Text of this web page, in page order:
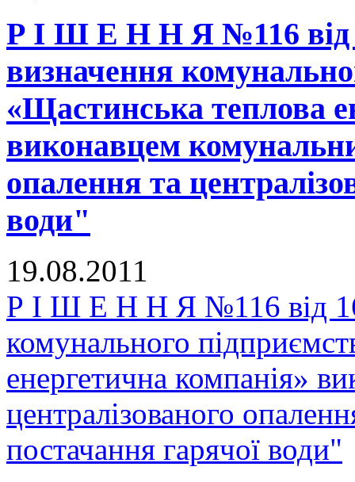
Р І Ш Е Н Н Я №116 від
визначення
«Щастинська теплова
виконавцем
опалення та
води"
19.08.2011
Р І Ш Е Н Н Я №116 від
комунального
енергетична компанія»
централізованого
постачання гарячої води"